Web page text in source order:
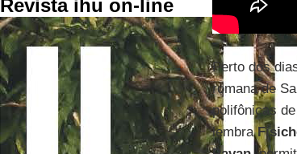
Revista ihu on-line
Perto dos
romana de
polifônicas de
lembra